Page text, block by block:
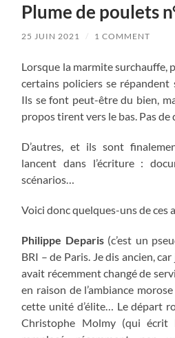
Plume de poulets
25 JUIN 2021 / 1 COMMENT
Lorsque la marmite surchauffe,
certains policiers se répandent
Ils se font peut-être du bien,
propos tirent vers le bas. Pas de
D’autres, et ils sont
lancent dans l’écriture :
scénarios…
Voici donc quelques-uns de ces
Philippe Deparis(c’est un
BRI – de Paris. Je dis ancien,
avait récemment changé de
en raison de l’ambiance
cette unité d’élite… Le départ
Christophe Molmy (qui écrit